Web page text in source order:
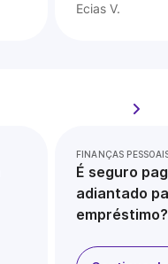
Ecias V.
FINANÇAS
É seguro
adiantado
empréstimo?